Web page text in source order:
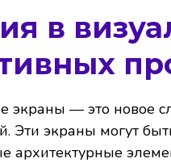
в
экраны — это новое
Эти экраны могут
архитектурные